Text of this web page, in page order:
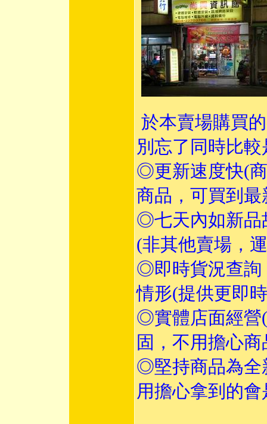
於本賣場購買
別忘了同時比
◎更新速度快(
商品，可買到
◎七天內如新品
(非其他賣場，
◎即時貨況查詢
情形(提供更即
◎實體店面經營
固，不用擔心
◎堅持商品為全
用擔心拿到的